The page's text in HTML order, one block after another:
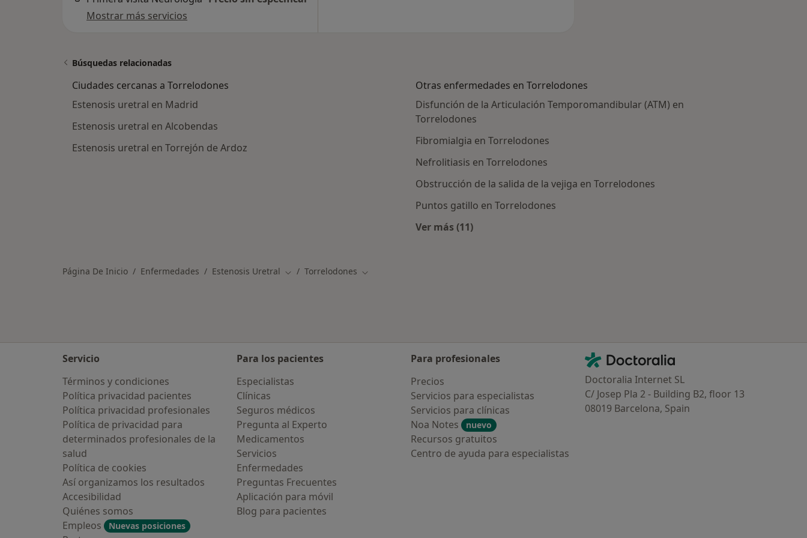
Mostrar más servicios
Búsquedas relacionadas
Ciudades cercanas a Torrelodones
Estenosis uretral en Madrid
Estenosis uretral en Alcobendas
Estenosis uretral en Torrejón de Ardoz
Otras enfermedades en Torrelodones
Disfunción de la Articulación Temporomandibular (ATM) en
Torrelodones
Fibromialgia en Torrelodones
Nefrolitiasis en Torrelodones
Obstrucción de la salida de la vejiga en Torrelodones
Puntos gatillo en Torrelodones
Ver más (11)
Página De Inicio Enfermedades Estenosis Uretral Cambiar de ciudad
Torrelodones Cambiar de ciudad
Servicio
Términos y condiciones
Política privacidad pacientes
Política privacidad profesionales
Política de privacidad para
determinados profesionales de la
salud
Política de cookies
Así organizamos los resultados
Accesibilidad
Quiénes somos
Empleos
Nuevas posiciones
Para los pacientes
Especialistas
Clínicas
Seguros médicos
Pregunta al Experto
Medicamentos
Servicios
Enfermedades
Preguntas Frecuentes
Aplicación para móvil
Blog para pacientes
Para profesionales
Precios
Servicios para especialistas
Servicios para clínicas
Noa Notes
nuevo
Recursos gratuitos
Centro de ayuda para especialistas
Contacto
Doctoralia - Página de inicio
Doctoralia Internet SL
C/ Josep Pla 2 - Building B2, floor 13
08019 Barcelona, Spain